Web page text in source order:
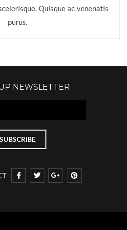
Quisque ac venenatis
purus.
NEWSLETTER